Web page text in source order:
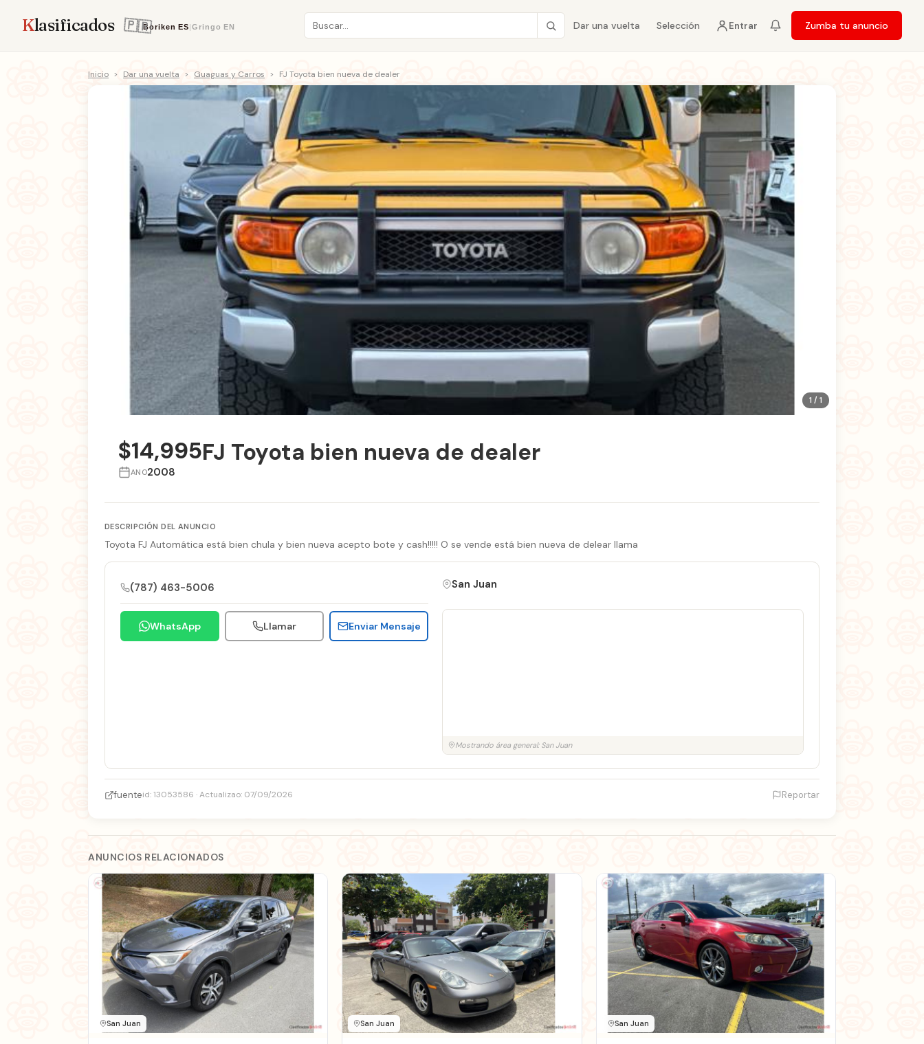
Klasificados Boriken ES|Gringo EN Dar una vuelta Selección Entrar Zumba tu anuncio
Inicio > Dar una vuelta > Guaguas y Carros > FJ Toyota bien nueva de dealer
1 / 1
$14,995FJ Toyota bien nueva de dealer
ANO2008
DESCRIPCIÓN DEL ANUNCIO
Toyota FJ Automática está bien chula y bien nueva acepto bote y cash!!!!! O se vende está bien nueva de delear llama
(787) 463-5006
WhatsApp Llamar Enviar Mensaje
San Juan
Mostrando área general: San Juan
fuenteid: 13053586 · Actualizao: 07/09/2026 Reportar
ANUNCIOS RELACIONADOS
San Juan San Juan San Juan